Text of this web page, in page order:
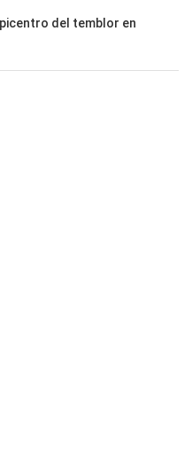
del temblor en